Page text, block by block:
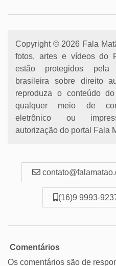
Copyright © 2026 Fala
fotos, artes e vídeos do
estão protegidos pela
brasileira sobre direito
reproduza o conteúdo
qualquer meio de
eletrônico ou
autorização do portal Fala
(16)9 9993-
Comentários
Os comentários são de